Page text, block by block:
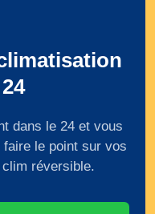
dans le 24 et vous
le point sur vos
réversible.